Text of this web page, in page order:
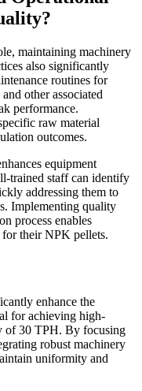
maintaining machinery
also significantly
routines for
other associated
performance.
raw material
outcomes.
equipment
trained staff can identify
addressing them to
Implementing quality
process enables
for their NPK pellets.
enhance the
for achieving high-
of 30 TPH. By focusing
robust machinery
uniformity and